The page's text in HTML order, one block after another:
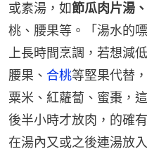
或素湯，如節瓜肉片湯
桃、腰果等。「湯水的
上長時間烹調，若想減
腰果、 合桃等堅果代替
粟米、紅蘿蔔、蜜棗，
後半小時才放肉，的確
在湯內又或之後連湯放